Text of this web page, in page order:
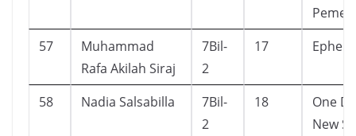
57
Muhammad
Rafa Akilah Siraj
7Bil-
2
17
58 Nadia Salsabilla
7Bil-
2
18
One
New